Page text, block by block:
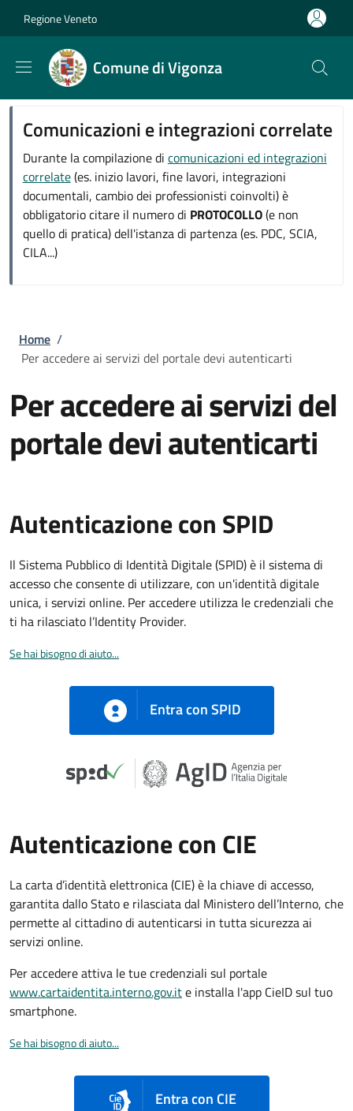
Regione Veneto
Comune di Vigonza
Comunicazioni e integrazioni correlate
Durante la compilazione di comunicazioni ed integrazioni
correlate(es. inizio lavori, fine lavori, integrazioni
documentali, cambio dei professionisti coinvolti) è
obbligatorio citare il numero di PROTOCOLLO(e non
quello di pratica) dell'istanza di partenza (es. PDC, SCIA,
CILA...)
Briciole di pane
Home /
Per accedere ai servizi del portale devi autenticarti
Per accedere ai servizi del
portale devi autenticarti
Autenticazione con SPID
Il Sistema Pubblico di Identità Digitale (SPID) è il sistema di
accesso che consente di utilizzare, con un'identità digitale
unica, i servizi online. Per accedere utilizza le credenziali che
ti ha rilasciato l’Identity Provider.
Se hai bisogno di aiuto...
Entra con SPID
Autenticazione con CIE
La carta d’identità elettronica (CIE) è la chiave di accesso,
garantita dallo Stato e rilasciata dal Ministero dell’Interno, che
permette al cittadino di autenticarsi in tutta sicurezza ai
servizi online.
Per accedere attiva le tue credenziali sul portale
www.cartaidentita.interno.gov.ite installa l'app CieID sul tuo
smartphone.
Se hai bisogno di aiuto...
Entra con CIE